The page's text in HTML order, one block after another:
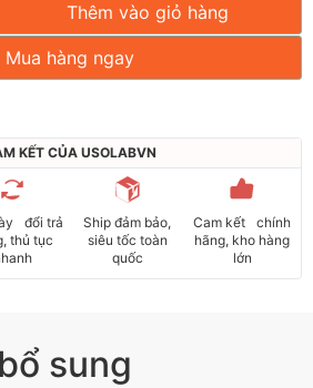
Thêm vào giỏ hàng
Mua hàng ngay
KẾT CỦA USOLABVN
đổi trả
thủ tục
Ship đảm bảo,
siêu tốc toàn
quốc
Cam kết chính
hãng, kho hàng
lớn
sung